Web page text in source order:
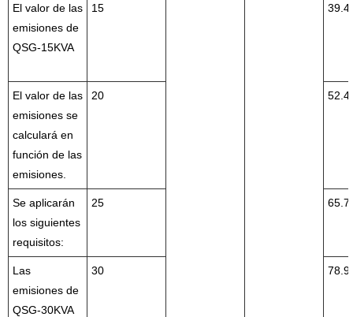
El valor de las
emisiones de
QSG-15KVA
15 39.4
El valor de las
emisiones se
calculará en
función de las
emisiones.
20 52.4
Se aplicarán
los siguientes
requisitos:
25 65.7
Las
emisiones de
QSG-30KVA
30 78.9